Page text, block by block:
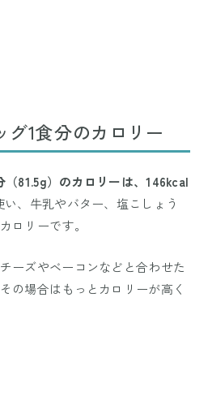
グ1食分のカロリー
81.5g）のカロリーは、146kcal
い、牛乳やバター、塩こしょう
ロリーです。
ーズやベーコンなどと合わせた
の場合はもっとカロリーが高く